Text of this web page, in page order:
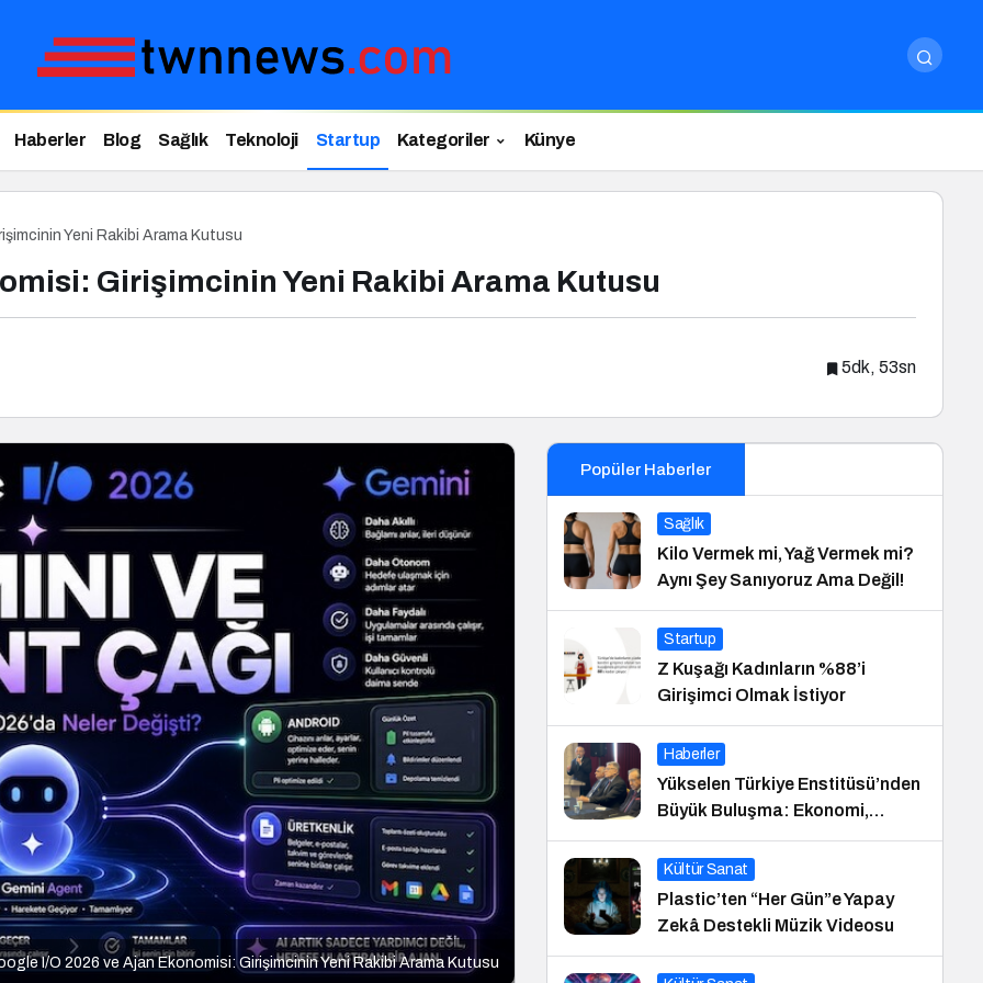
Haberler Blog Sağlık Teknoloji Startup Kategoriler Künye
Yeni Rakibi Arama Kutusu
Girişimcinin Yeni Rakibi Arama Kutusu
5dk, 53sn
I/O 2026 ve Ajan Ekonomisi: Girişimcinin Yeni Rakibi Arama Kutusu
Popüler Haberler
Sağlık
Kilo Vermek mi, Yağ Vermek mi?
Aynı Şey Sanıyoruz Ama Değil!
Startup
Z Kuşağı Kadınların %88’i
Girişimci Olmak İstiyor
Haberler
Yükselen Türkiye Enstitüsü’nden
Büyük Buluşma: Ekonomi,
Güvenlik Politikaları ve Hukuk
Konferansı
Kültür Sanat
Plastic’ten “Her Gün”e Yapay
Zekâ Destekli Müzik Videosu